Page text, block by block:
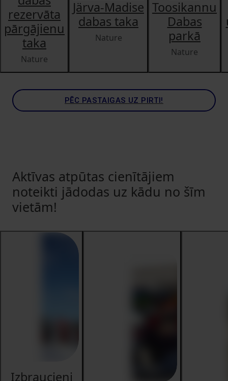
rezervāta
pārgājienu
taka
Nature
Järva-Madise
dabas taka
Nature
Toosikannu
Dabas
parkā
Nature
PĒC PASTAIGAS UZ PIRTI!
Aktīvas atpūtas cienītājiem
noteikti jādodas uz kādu no šīm
vietām!
Izbraucieni